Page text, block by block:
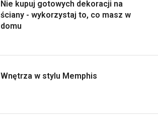
Nie kupuj gotowych dekoracji na
ściany - wykorzystaj to, co masz w
domu
Wnętrza w stylu Memphis